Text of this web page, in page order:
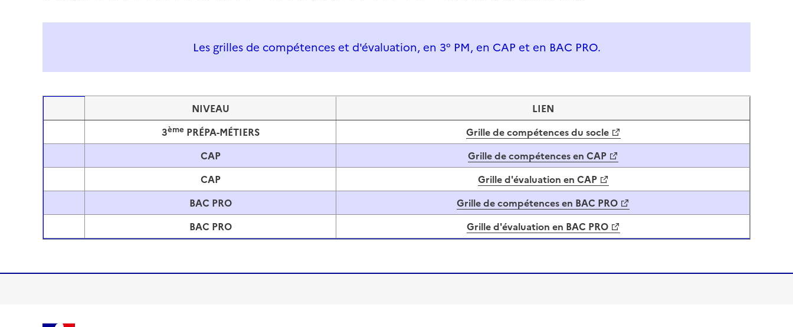
Les grilles de compétences et d'évaluation, en 3° PM, en CAP et en BAC PRO.
NIVEAU LIEN
3ème PRÉPA-MÉTIERS Grille de compétences du socle
CAP Grille de compétences en CAP
CAP Grille d'évaluation en CAP
BAC PRO Grille de compétences en BAC PRO
BAC PRO Grille d'évaluation en BAC PRO